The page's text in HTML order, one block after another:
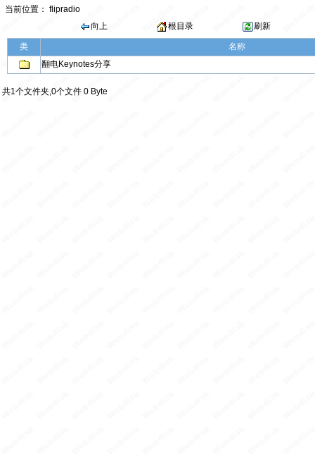
当前位置： flipradio
向上
根目录 刷新
类
名称
翻电Keynotes分享
共1个文件夹,0个文件 0 Byte